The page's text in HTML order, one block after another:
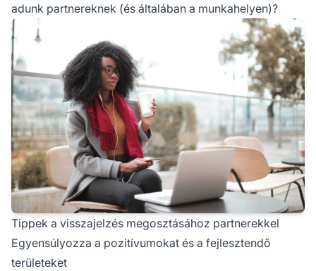
adunk partnereknek (és általában a munkahelyen)?
Tippek a visszajelzés megosztásához partnerekkel
Egyensúlyozza a pozitívumokat és a fejlesztendő
területeket